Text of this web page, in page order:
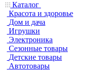
Каталог
Красота и здоровье
Дом и дача
Игрушки
Электроника
Сезонные товары
Детские товары
Автотовары